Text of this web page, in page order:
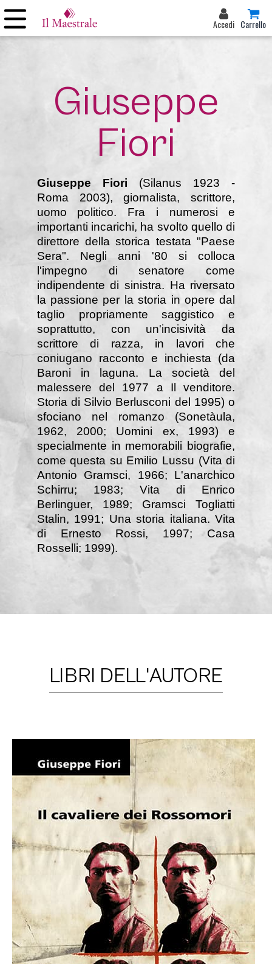
Accedi Carrello
Giuseppe
Fiori
Giuseppe Fiori (Silanus 1923 -
Roma 2003), giornalista, scrittore,
uomo politico. Fra i numerosi e
importanti incarichi, ha svolto quello di
direttore della storica testata "Paese
Sera". Negli anni '80 si colloca
l'impegno di senatore come
indipendente di sinistra. Ha riversato
la passione per la storia in opere dal
taglio propriamente saggistico e
soprattutto, con un'incisività da
scrittore di razza, in lavori che
coniugano racconto e inchiesta (da
Baroni in laguna. La società del
malessere del 1977 a Il venditore.
Storia di Silvio Berlusconi del 1995) o
sfociano nel romanzo (Sonetàula,
1962, 2000; Uomini ex, 1993) e
specialmente in memorabili biografie,
come questa su Emilio Lussu (Vita di
Antonio Gramsci, 1966; L'anarchico
Schirru; 1983; Vita di Enrico
Berlinguer, 1989; Gramsci Togliatti
Stalin, 1991; Una storia italiana. Vita
di Ernesto Rossi, 1997; Casa
Rosselli; 1999).
LIBRI DELL'AUTORE